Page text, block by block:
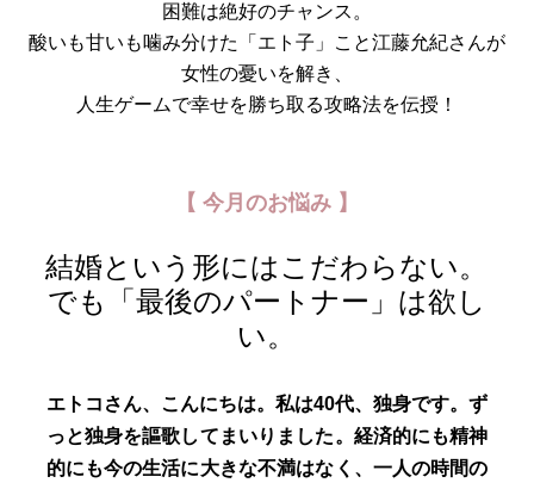
困難は絶好のチャンス。
酸いも甘いも噛み分けた「エト子」こと江藤允紀さんが
女性の憂いを解き、
人生ゲームで幸せを勝ち取る攻略法を伝授！
【 今月のお悩み 】
結婚という形にはこだわらない。
でも「最後のパートナー」は欲し
い。
エトコさん、こんにちは。私は40代、独身です。ず
っと独身を謳歌してまいりました。経済的にも精神
的にも今の生活に大きな不満はなく、一人の時間の